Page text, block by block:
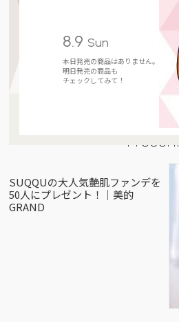
8.9 Sun
本日発売の商品はありません。
明日発売の商品も
チェックしてみて！
Present
SUQQUの大人気艶肌ファンデを
50人にプレゼント！｜美的
GRAND